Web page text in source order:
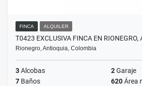
FINCA ALQUILER
T0423 EXCLUSIVA FINCA EN RIONEGRO,
Rionegro, Antioquia, Colombia
3Alcobas 2Garaje
7 Baños 620Área